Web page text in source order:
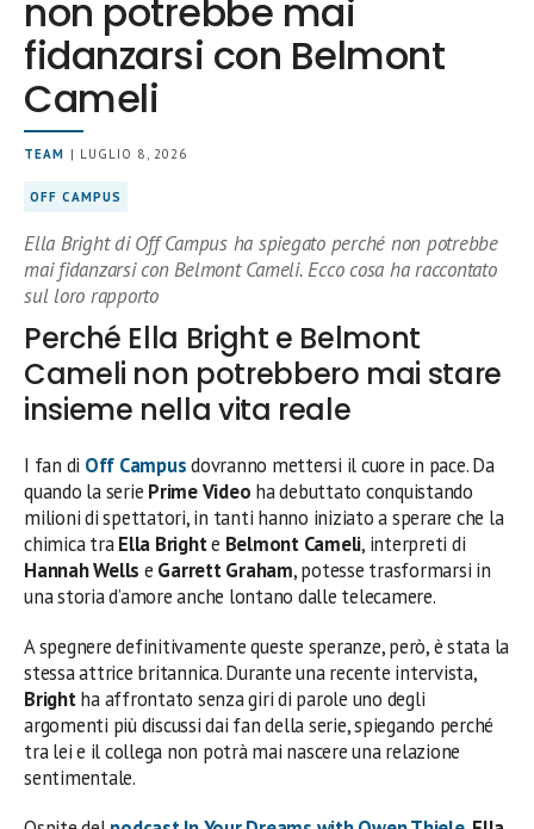
non potrebbe mai
fidanzarsi con Belmont
Cameli
TEAM | LUGLIO 8, 2026
OFF CAMPUS
Ella Bright di Off Campus ha spiegato perché non potrebbe
mai fidanzarsi con Belmont Cameli. Ecco cosa ha raccontato
sul loro rapporto
Perché Ella Bright e Belmont
Cameli non potrebbero mai stare
insieme nella vita reale
I fan di Off Campusdovranno mettersi il cuore in pace. Da
quando la serie Prime Video ha debuttato conquistando
milioni di spettatori, in tanti hanno iniziato a sperare che la
chimica traElla Brighte Belmont Cameli, interpreti di
Hannah Wells e Garrett Graham, potesse trasformarsi in
una storia d’amore anche lontano dalle telecamere.
A spegnere definitivamente queste speranze, però, è stata la
stessa attrice britannica. Durante una recente intervista,
Brightha affrontato senza giri di parole uno degli
argomenti più discussi dai fan della serie, spiegando perché
tra lei e il collega non potrà mai nascere una relazione
sentimentale.